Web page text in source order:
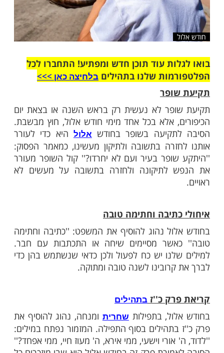
עוד תוכן חדש ומפתיע! התחברו לכל
שלנו בתהיליםבלחיצה כאן >>>​
לא נעשית רק בראש השנה או בצאת יום
אלא בכל אחד מימי חודש אלול, חוץ מבשבת.
בשופר בחודשאלול היא כדי לעורר
בתשובה ולתיקון מעשינו, כמאמר הפסוק:
בעיר ועם לא יחרדו?'' קול השופר מעורר
לתיקונה ולחזרה בתשובה על מעשים לא
וחתימה טובה